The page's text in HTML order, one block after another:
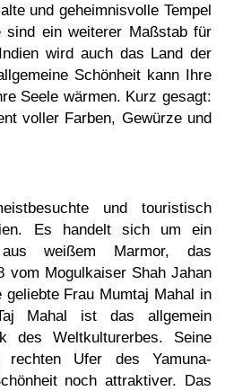
und geheimnisvolle Tempel
sind ein weiterer Maßstab für
wird auch das Land der
Schönheit kann Ihre
Seele wärmen. Kurz gesagt:
voller Farben, Gewürze und
und touristisch
Es handelt sich um ein
weißem Marmor, das
vom Mogulkaiser Shah Jahan
Frau Mumtaj Mahal in
Mahal ist das allgemein
des Weltkulturerbes. Seine
Ufer des Yamuna-
noch attraktiver. Das